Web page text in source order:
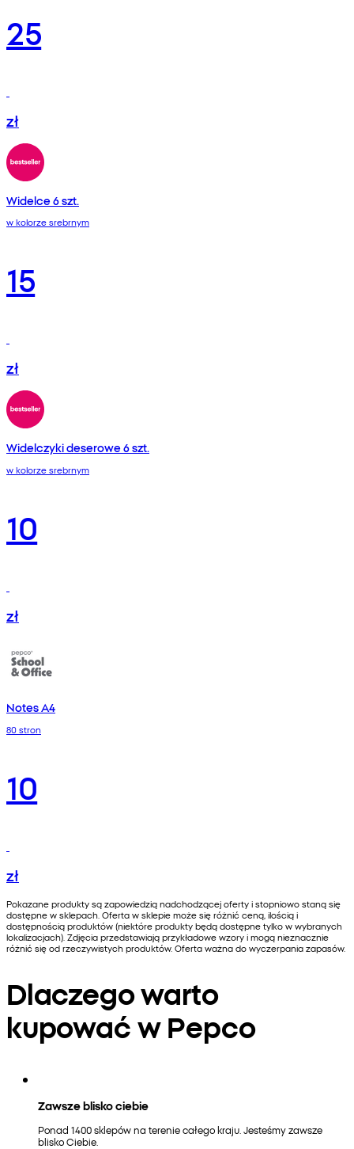
25
zł
Widelce 6 szt.
w kolorze srebrnym
15
zł
Widelczyki deserowe 6 szt.
w kolorze srebrnym
10
zł
Notes A4
80 stron
10
zł
Pokazane produkty są zapowiedzią nadchodzącej oferty i stopniowo staną się
dostępne w sklepach. Oferta w sklepie może się różnić ceną, ilością i
dostępnością produktów (niektóre produkty będą dostępne tylko w wybranych
lokalizacjach). Zdjęcia przedstawiają przykładowe wzory i mogą nieznacznie
różnić się od rzeczywistych produktów. Oferta ważna do wyczerpania zapasów.
Dlaczego warto
kupować w Pepco
Zawsze blisko ciebie
Ponad 1400 sklepów na terenie całego kraju. Jesteśmy zawsze
blisko Ciebie.